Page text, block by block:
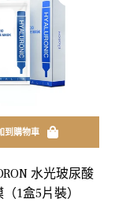
到購物車
水光玻尿酸
1盒5片裝）